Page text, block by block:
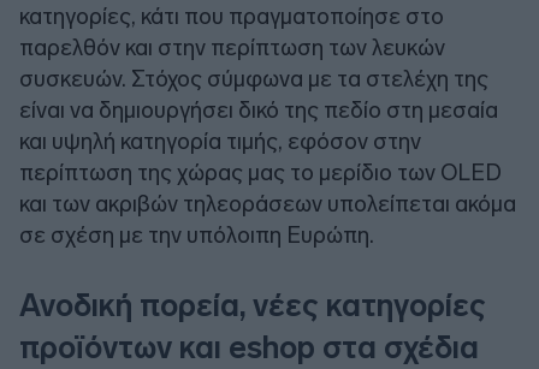
κατηγορίες, κάτι που πραγματοποίησε στο
παρελθόν και στην περίπτωση των λευκών
συσκευών. Στόχος σύμφωνα με τα στελέχη της
είναι να δημιουργήσει δικό της πεδίο στη μεσαία
και υψηλή κατηγορία τιμής, εφόσον στην
περίπτωση της χώρας μας το μερίδιο των OLED
και των ακριβών τηλεοράσεων υπολείπεται ακόμα
σε σχέση με την υπόλοιπη Ευρώπη.
Ανοδική πορεία, νέες κατηγορίες
προϊόντων και eshop στα σχέδια